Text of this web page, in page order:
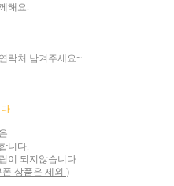
해요
락처 남겨주세요~
니다.
이 되지않습니다.
상품은 제외 )